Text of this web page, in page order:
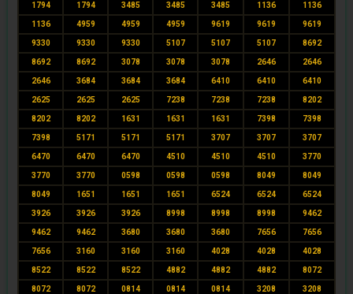
1794 1794 3485 3485 3485 1136 1136
1136 4959 4959 4959 9619 9619 9619
9330 9330 9330 5107 5107 5107 8692
8692 8692 3078 3078 3078 2646 2646
2646 3684 3684 3684 6410 6410 6410
2625 2625 2625 7238 7238 7238 8202
8202 8202 1631 1631 1631 7398 7398
7398 5171 5171 5171 3707 3707 3707
6470 6470 6470 4510 4510 4510 3770
3770 3770 0598 0598 0598 8049 8049
8049 1651 1651 1651 6524 6524 6524
3926 3926 3926 8998 8998 8998 9462
9462 9462 3680 3680 3680 7656 7656
7656 3160 3160 3160 4028 4028 4028
8522 8522 8522 4882 4882 4882 8072
8072 8072 0814 0814 0814 3208 3208